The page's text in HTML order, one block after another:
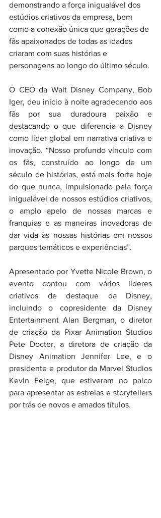
demonstrando a força inigualável dos
estúdios criativos da empresa, bem
como a conexão única que gerações de
fãs apaixonados de todas as idades
criaram com suas histórias e
personagens ao longo do último século.
O CEO da Walt Disney Company, Bob
Iger, deu início à noite agradecendo aos
fãs por sua duradoura paixão e
destacando o que diferencia a Disney
como líder global em narrativa criativa e
inovação. “Nosso profundo vínculo com
os fãs, construído ao longo de um
século de histórias, está mais forte hoje
do que nunca, impulsionado pela força
inigualável de nossos estúdios criativos,
o amplo apelo de nossas marcas e
franquias e as maneiras inovadoras de
dar vida às nossas histórias em nossos
parques temáticos e experiências”.
Apresentado por Yvette Nicole Brown, o
evento contou com vários líderes
criativos de destaque da Disney,
incluindo o copresidente da Disney
Entertainment Alan Bergman, o diretor
de criação da Pixar Animation Studios
Pete Docter, a diretora de criação da
Disney Animation Jennifer Lee, e o
presidente e produtor da Marvel Studios
Kevin Feige, que estiveram no palco
para apresentar as estrelas e storytellers
por trás de novos e amados títulos.